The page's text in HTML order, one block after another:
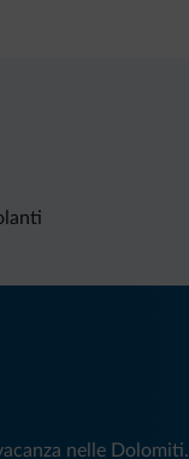
nelle Dolomiti.